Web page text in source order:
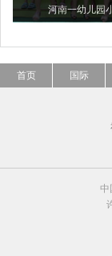
河南一幼儿园
首页 国际
中